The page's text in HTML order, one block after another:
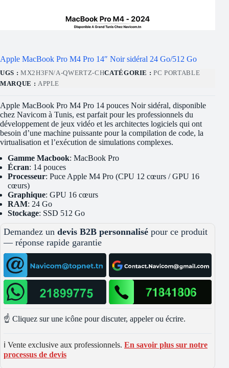
Apple MacBook Pro M4 Pro 14″ Noir sidéral 24 Go/512 Go
UGS : MX2H3FN/A-QWERTZ-CHCATÉGORIE :PC PORTABLE
MARQUE : APPLE
Apple MacBook Pro M4 Pro 14 pouces Noir sidéral, disponible
chez Navicom à Tunis, est parfait pour les professionnels du
développement de jeux vidéo et les architectes logiciels qui ont
besoin d’une machine puissante pour la compilation de code, la
virtualisation et l’exécution de simulations complexes.
Gamme Macbook: MacBook Pro
Écran: 14 pouces
Processeur: Puce Apple M4 Pro (CPU 12 cœurs / GPU 16
cœurs)
Graphique: GPU 16 cœurs
RAM: 24 Go
Stockage: SSD 512 Go
Demandez un devis B2B personnalisé pour ce produit
— réponse rapide garantie
☝️ Cliquez sur une icône pour discuter, appeler ou écrire.
ℹ️ Vente exclusive aux professionnels. En savoir plus sur notre
processus de devis